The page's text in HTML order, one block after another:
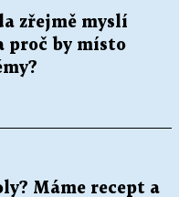
zřejmě myslí
proč by místo
Máme recept a